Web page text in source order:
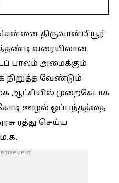
திருவான்மியூர்
வரையிலான
பாலம் அமைக்கும்
வேண்டும்
ஆட்சியில் முறைகேடாக
கோடி ஊழல் ஒப்பந்தத்தை
ரத்து செய்ய